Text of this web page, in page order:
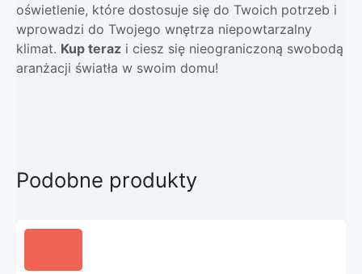
oświetlenie, które dostosuje się do Twoich potrzeb i
wprowadzi do Twojego wnętrza niepowtarzalny
klimat. Kup teraz i ciesz się nieograniczoną swobodą
aranżacji światła w swoim domu!
Podobne produkty